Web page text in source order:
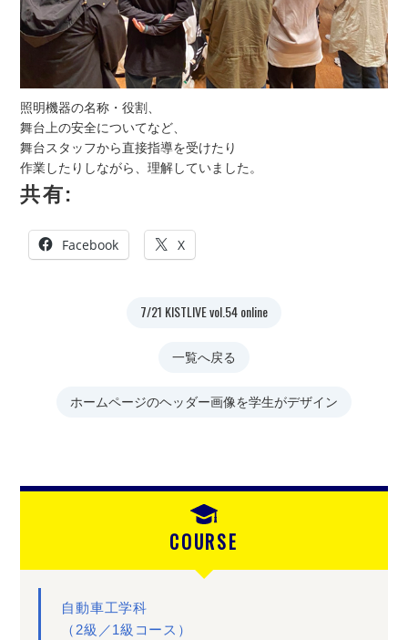
照明機器の名称・役割、
舞台上の安全についてなど、
舞台スタッフから直接指導を受けたり
作業したりしながら、理解していました。
共有:
Facebook X
7/21 KISTLIVE vol.54 online
一覧へ戻る
ホームページのヘッダー画像を学生がデザイン
COURSE
自動車工学科
（2級／1級コース）